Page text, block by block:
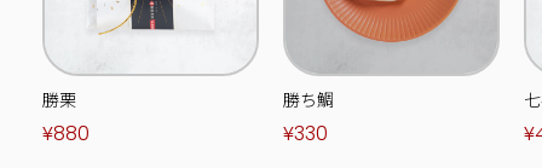
勝栗
¥880
勝ち鯛
¥330